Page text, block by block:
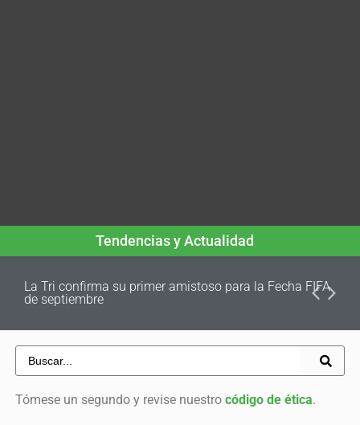
Tendencias y Actualidad
La Tri confirma su primer amistoso para la Fecha FIFA
de septiembre
Tómese un segundo y revise nuestro código de ética.